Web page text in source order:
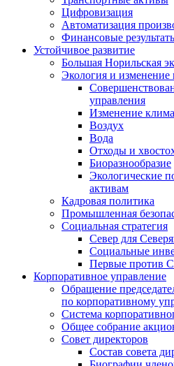
Цифровизация
Автоматизация
Финансовые
Устойчивое развитие
Большая Норильская
Экология и изменение
управления
Изменение
Воздух
Вода
Отходы и
Биоразнообразие
Экологические
активам
Кадровая политика
Промышленная
Социальная стратегия
Север для
Социальные
Первые против
Корпоративное управление
Обращение
по корпоративному
Система
Общее собрание
Совет директоров
Состав совета